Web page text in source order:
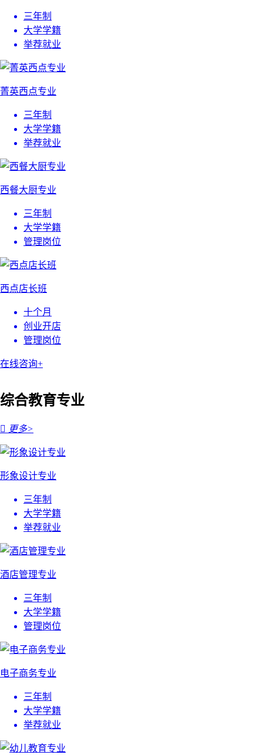
三年制
大学学籍
举荐就业
菁英西点专业
三年制
大学学籍
举荐就业
西餐大厨专业
三年制
大学学籍
管理岗位
西点店长班
十个月
创业开店
管理岗位
在线咨询+
综合教育专业
 更多>
形象设计专业
三年制
大学学籍
举荐就业
酒店管理专业
三年制
大学学籍
管理岗位
电子商务专业
三年制
大学学籍
举荐就业